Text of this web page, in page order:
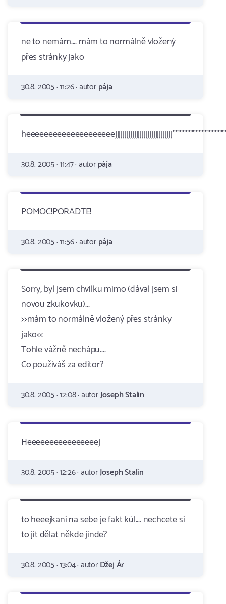
ne to nemám.... mám to normálně vložený
přes stránky jako
30.8. 2005 · 11:26 · autorpája
30.8. 2005 · 11:47 · autorpája
POMOC!PORADTE!
30.8. 2005 · 11:56 · autorpája
Sorry, byl jsem chvilku mimo (dával jsem si
novou zkukovku)...
>>mám to normálně vložený přes stránky
jako<<
Tohle vážně nechápu....
Co používáš za editor?
30.8. 2005 · 12:08 · autorJoseph Stalin
Heeeeeeeeeeeeeeeej
30.8. 2005 · 12:26 · autorJoseph Stalin
to heeejkani na sebe je fakt kúl.... nechcete si
to jít dělat někde jinde?
30.8. 2005 · 13:04 · autorDžej Ár